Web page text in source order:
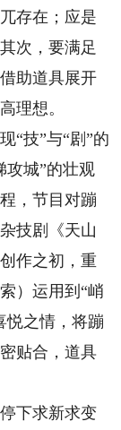
存在；应是
次，要满足
助道具展开
理想。
“技”与“剧”的
攻城”的壮观
，节目对蹦
技剧《天山
作之初，重
）运用到“峭
悦之情，将蹦
贴合，道具
下求新求变